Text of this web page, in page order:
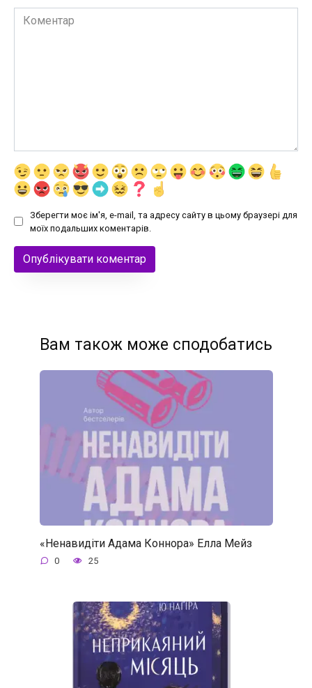
Коментар
Зберегти моє ім'я, e-mail, та адресу сайту в цьому браузері для
моїх подальших коментарів.
Вам також може сподобатись
«Ненавидіти Адама Коннора» Елла Мейз
0 25